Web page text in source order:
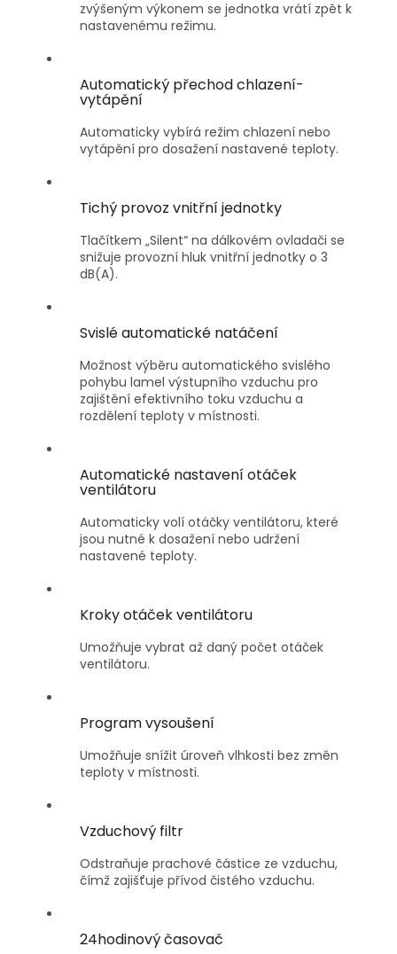
zvýšeným výkonem se jednotka vrátí zpět k
nastavenému režimu.
Automatický přechod chlazení-
vytápění
Automaticky vybírá režim chlazení nebo
vytápění pro dosažení nastavené teploty.
Tichý provoz vnitřní jednotky
Tlačítkem „Silent“ na dálkovém ovladači se
snižuje provozní hluk vnitřní jednotky o 3
dB(A).
Svislé automatické natáčení
Možnost výběru automatického svislého
pohybu lamel výstupního vzduchu pro
zajištění efektivního toku vzduchu a
rozdělení teploty v místnosti.
Automatické nastavení otáček
ventilátoru
Automaticky volí otáčky ventilátoru, které
jsou nutné k dosažení nebo udržení
nastavené teploty.
Kroky otáček ventilátoru
Umožňuje vybrat až daný počet otáček
ventilátoru.
Program vysoušení
Umožňuje snížit úroveň vlhkosti bez změn
teploty v místnosti.
Vzduchový filtr
Odstraňuje prachové částice ze vzduchu,
čímž zajišťuje přívod čistého vzduchu.
24hodinový časovač